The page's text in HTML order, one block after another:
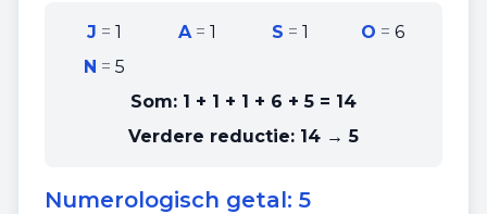
J = 1 A= 1 S = 1 O =6
N = 5
Som: 1 + 1 + 1 + 6 + 5 = 14
Verdere reductie: 14 → 5
Numerologisch getal: 5